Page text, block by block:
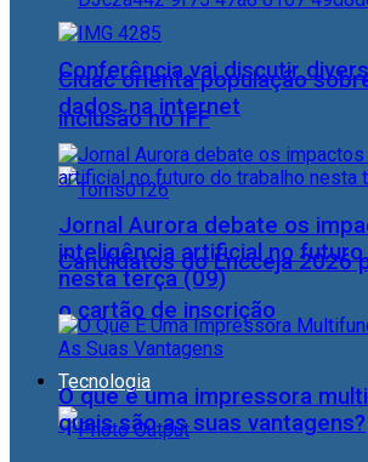
Conferência vai discutir
inclusão no IFF
Candidatos do Encceja 2026
o cartão de inscrição
Tecnologia
Cidac orienta população
dados na internet
Jornal Aurora debate os
inteligência artificial no
nesta terça (09)
O que é uma impressora
quais são as suas vantagens?